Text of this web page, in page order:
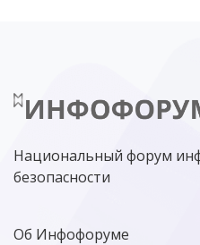
МИНЦИФРЫ РОССИИ NGFW
Национальный форум
безопасности
Об Инфофоруме